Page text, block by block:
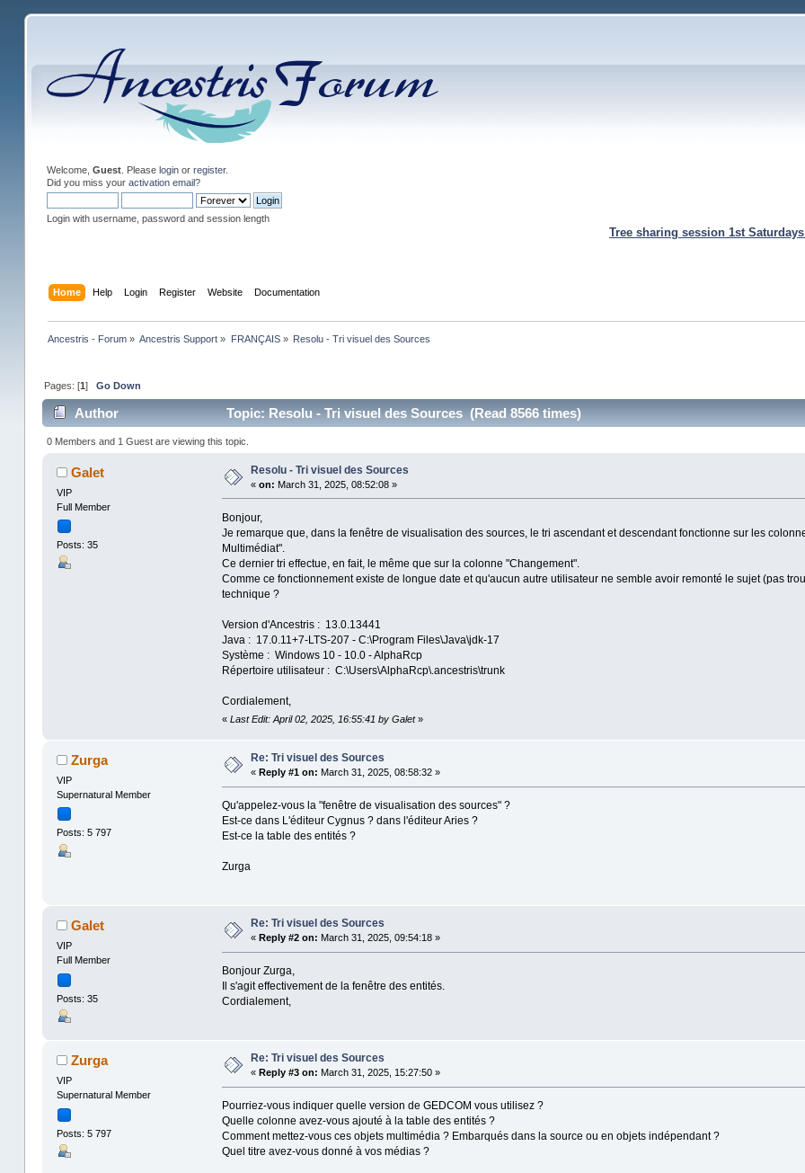
Welcome, Guest. Please loginor register.
Did you miss your activation email?
Login with username, password and session length
Tree sharing session 1st
Home Help Login Register Website Documentation
Ancestris - Forum » Ancestris Support » FRANÇAIS» Resolu - Tri visuel des Sources
Pages: [1]Go Down
Author Topic: Resolu - Tri visuel des Sources (Read 8566 times)
0 Members and 1 Guest are viewing this topic.
Galet
VIP
Full Member
Posts: 35
Resolu - Tri visuel des Sources
« on: March 31, 2025, 08:52:08 »
Bonjour,
Je remarque que, dans la fenêtre de visualisation des sources, le tri ascendant et descendant fonctionne sur les
Multimédiat".
Ce dernier tri effectue, en fait, le même que sur la colonne "Changement".
Comme ce fonctionnement existe de longue date et qu'aucun autre utilisateur ne semble avoir remonté le sujet (pas
technique ?
Version d'Ancestris : 13.0.13441
Java : 17.0.11+7-LTS-207 - C:\Program Files\Java\jdk-17
Système : Windows 10 - 10.0 - AlphaRcp
Répertoire utilisateur : C:\Users\AlphaRcp\.ancestris\trunk
Cordialement,
« Last Edit: April 02, 2025, 16:55:41 by Galet»
Zurga
VIP
Supernatural Member
Posts: 5 797
Re: Tri visuel des Sources
« Reply #1 on: March 31, 2025, 08:58:32 »
Qu'appelez-vous la "fenêtre de visualisation des sources" ?
Est-ce dans L'éditeur Cygnus ? dans l'éditeur Aries ?
Est-ce la table des entités ?
Zurga
Galet
VIP
Full Member
Posts: 35
Re: Tri visuel des Sources
« Reply #2 on: March 31, 2025, 09:54:18 »
Bonjour Zurga,
Il s'agit effectivement de la fenêtre des entités.
Cordialement,
Zurga
VIP
Supernatural Member
Posts: 5 797
Re: Tri visuel des Sources
« Reply #3 on: March 31, 2025, 15:27:50 »
Pourriez-vous indiquer quelle version de GEDCOM vous utilisez ?
Quelle colonne avez-vous ajouté à la table des entités ?
Comment mettez-vous ces objets multimédia ? Embarqués dans la source ou en objets indépendant ?
Quel titre avez-vous donné à vos médias ?